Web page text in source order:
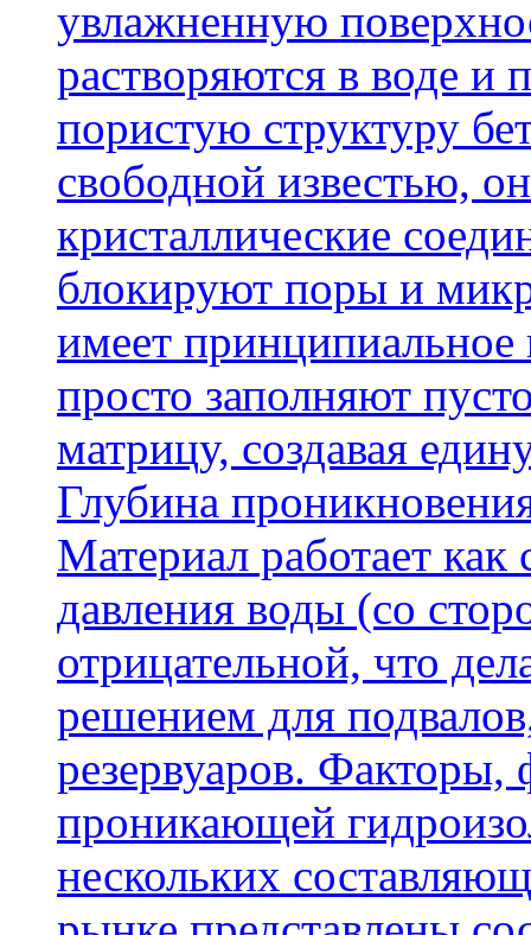
увлажненную
растворяются в воде и
пористую структуру
свободной известью,
кристаллические
блокируют поры и
имеет
просто заполняют
матрицу, создавая
Глубина
Материал работает
давления воды (со
отрицательной, что
решением для
резервуаров.
проникающей
нескольких